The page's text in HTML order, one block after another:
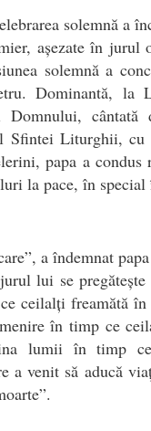
solemnă a
așezate în
solemnă a
Dominantă, la
Domnului,
Sfintei Liturghii,
papa a
la pace, în
a îndemnat
lui se pregătește
ceilalți freamătă
în timp ce
lumii în timp
a venit să aducă